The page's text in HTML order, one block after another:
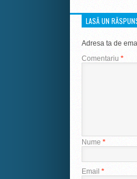
LASĂ UN
Adresa ta de
Comentariu *
Nume *
Email *